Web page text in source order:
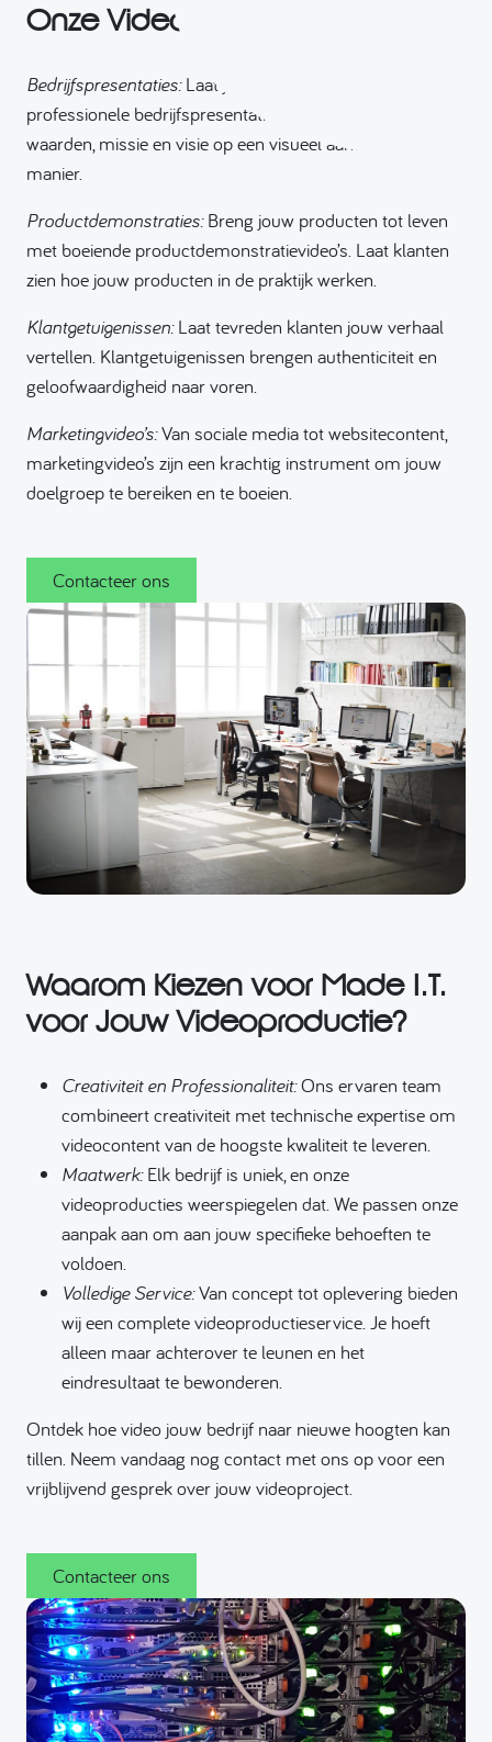
Onze Video Diensten
Bedrijfspresentaties:Laat jouw bedrijf schitteren met een
professionele bedrijfspresentatievideo. Toon jouw
waarden, missie en visie op een visueel aantrekkelijke
manier.
Productdemonstraties:Breng jouw producten tot leven
met boeiende productdemonstratievideo’s. Laat klanten
zien hoe jouw producten in de praktijk werken.
Klantgetuigenissen:Laat tevreden klanten jouw verhaal
vertellen. Klantgetuigenissen brengen authenticiteit en
geloofwaardigheid naar voren.
Marketingvideo’s:Van sociale media tot websitecontent,
marketingvideo’s zijn een krachtig instrument om jouw
doelgroep te bereiken en te boeien.
Contacteer ons
Waarom Kiezen voor Made I.T.
voor Jouw Videoproductie?
Creativiteit en Professionaliteit:Ons ervaren team
combineert creativiteit met technische expertise om
videocontent van de hoogste kwaliteit te leveren.
Maatwerk:Elk bedrijf is uniek, en onze
videoproducties weerspiegelen dat. We passen onze
aanpak aan om aan jouw specifieke behoeften te
voldoen.
Volledige Service:Van concept tot oplevering bieden
wij een complete videoproductieservice. Je hoeft
alleen maar achterover te leunen en het
eindresultaat te bewonderen.
Ontdek hoe video jouw bedrijf naar nieuwe hoogten kan
tillen. Neem vandaag nog contact met ons op voor een
vrijblijvend gesprek over jouw videoproject.
Contacteer ons